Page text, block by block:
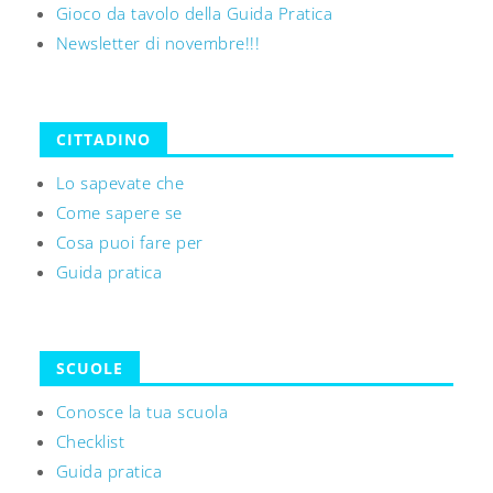
Gioco da tavolo della Guida Pratica
Newsletter di novembre!!!
CITTADINO
Lo sapevate che
Come sapere se
Cosa puoi fare per
Guida pratica
SCUOLE
Conosce la tua scuola
Checklist
Guida pratica